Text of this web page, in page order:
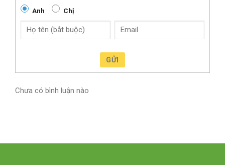
Anh Chị
GỬI
Chưa có bình luận nào